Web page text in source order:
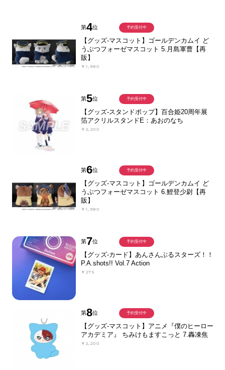
第4位
【グッズ-マスコット】ゴールデンカムイ ど
うぶつフォーゼマスコット 5.月島軍曹【再
販】
￥1,980
予約受付中
第5位
【グッズ-スタンドポップ】百合姫20周年展
箔アクリルスタンドE：あおのなち
￥2,200
予約受付中
第6位
【グッズ-マスコット】ゴールデンカムイ ど
うぶつフォーゼマスコット 6.鯉登少尉【再
販】
￥1,980
予約受付中
第7位
【グッズ-カード】あんさんぶるスターズ！！
P.A.shots!! Vol.7 Action
￥275
予約受付中
第8位
【グッズ-マスコット】アニメ『僕のヒーロー
アカデミア』 ちみけもますこっと 7.轟凍焦
￥2,200
予約受付中